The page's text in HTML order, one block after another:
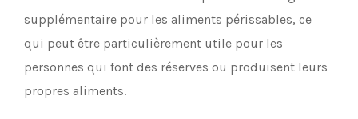
supplémentaire pour les aliments périssables, ce
qui peut être particulièrement utile pour les
personnes qui font des réserves ou produisent leurs
propres aliments.